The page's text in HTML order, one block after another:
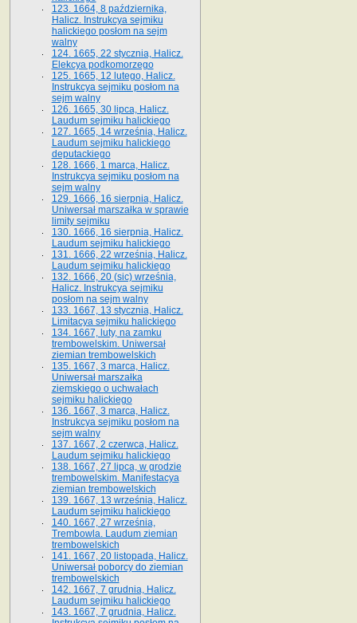
123. 1664, 8 października,
Halicz. Instrukcya sejmiku
halickiego posłom na sejm
walny
124. 1665, 22 stycznia, Halicz.
Elekcya podkomorzego
125. 1665, 12 lutego, Halicz.
Instrukcya sejmiku posłom na
sejm walny
126. 1665, 30 lipca, Halicz.
Laudum sejmiku halickiego
127. 1665, 14 września, Halicz.
Laudum sejmiku halickiego
deputackiego
128. 1666, 1 marca, Halicz.
Instrukcya sejmiku posłom na
sejm walny
129. 1666, 16 sierpnia, Halicz.
Uniwersał marszałka w sprawie
limity sejmiku
130. 1666, 16 sierpnia, Halicz.
Laudum sejmiku halickiego
131. 1666, 22 września, Halicz.
Laudum sejmiku halickiego
132. 1666, 20 (sic) września,
Halicz. Instrukcya sejmiku
posłom na sejm walny
133. 1667, 13 stycznia, Halicz.
Limitacya sejmiku halickiego
134. 1667, luty, na zamku
trembowelskim. Uniwersał
ziemian trembowelskich
135. 1667, 3 marca, Halicz.
Uniwersał marszałka
ziemskiego o uchwałach
sejmiku halickiego
136. 1667, 3 marca, Halicz.
Instrukcya sejmiku posłom na
sejm walny
137. 1667, 2 czerwca, Halicz.
Laudum sejmiku halickiego
138. 1667, 27 lipca, w grodzie
trembowelskim. Manifestacya
ziemian trembowelskich
139. 1667, 13 września, Halicz.
Laudum sejmiku halickiego
140. 1667, 27 września,
Trembowla. Laudum ziemian
trembowelskich
141. 1667, 20 listopada, Halicz.
Uniwersał poborcy do ziemian
trembowelskich
142. 1667, 7 grudnia, Halicz.
Laudum sejmiku halickiego
143. 1667, 7 grudnia, Halicz.